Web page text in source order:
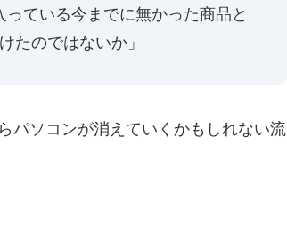
ている今までに無かった商品と
たのではないか」
パソコンが消えていくかもしれない流